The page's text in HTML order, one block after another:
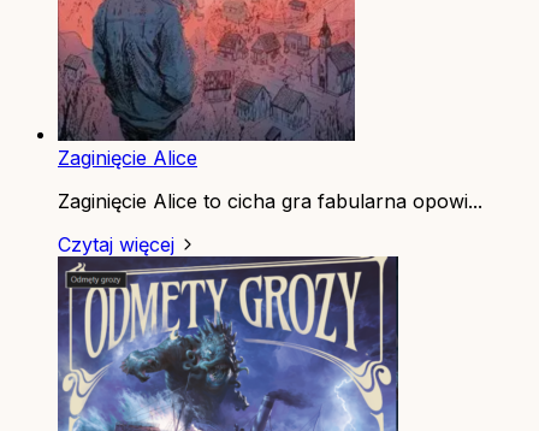
Zaginięcie Alice
Zaginięcie Alice to cicha gra fabularna opowi...
Czytaj więcej